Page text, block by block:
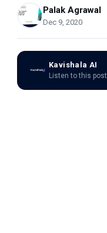
Palak Agrawal
Dec 9, 2020
Kavishala AI
Listen to this post